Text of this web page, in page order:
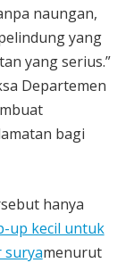
naungan,
yang
yang serius.”
Departemen
bagi
hanya
up kecil untuk
suryamenurut